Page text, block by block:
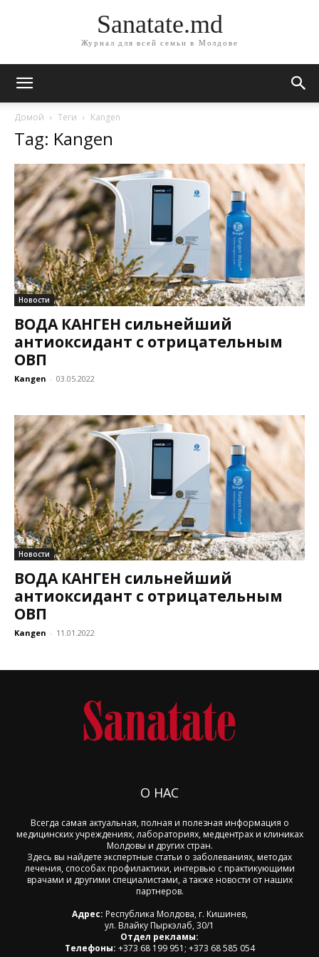
Sanatate.md
Журнал для всей семьи в Молдове
Домой Теги Kangen
Tag: Kangen
Новости
ВОДА КАНГЕН сильнейший
антиоксидант с отрицательным
ОВП
Kangen - 03.05.2022
Новости
ВОДА КАНГЕН сильнейший
антиоксидант с отрицательным
ОВП
Kangen - 11.01.2022
О НАС
Всегда самая актуальная, полная и полезная информация о
медицинских учреждениях, лабораториях, медцентрах и клиниках
Молдовы и других стран.
Здесь вы найдете экспертные статьи о заболеваниях, методах
лечения, способах профилактики, интервью с практикующими
врачами и другими специалистами, а также новости от наших
партнеров.
Адрес: Республика Молдова, г. Кишинев,
ул. Влайку Пыркэлаб, 30/1
Отдел рекламы:
Телефоны: +373 68 199 951; +373 68 585 054